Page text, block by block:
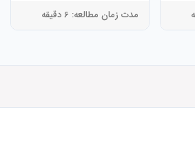
مدت زمان مطالعه: 6 دقیقه